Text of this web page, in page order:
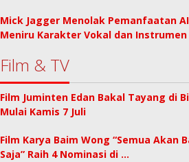
Mick Jagger Menolak Pemanfaatan
Meniru Karakter Vokal dan
Film & TV
Film Juminten Edan Bakal Tayang di
Mulai Kamis 7 Juli
Film Karya Baim Wong “Semua Akan
Saja” Raih 4 Nominasi di …